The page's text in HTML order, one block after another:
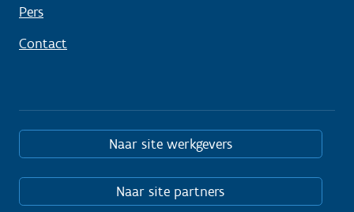
Pers
Contact
Naar site werkgevers
Naar site partners